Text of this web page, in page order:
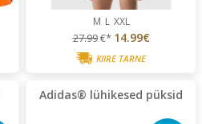
M L XXL
27.99€* 14.99€
KIIRE TARNE
Adidas® lühikesed püksid